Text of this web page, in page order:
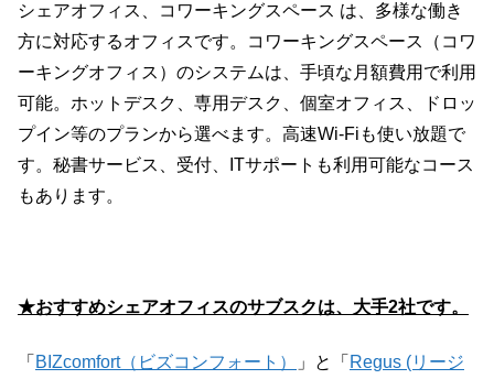
シェアオフィス、コワーキングスペース は、多様な働き
方に対応するオフィスです。コワーキングスペース（コワ
ーキングオフィス）のシステムは、手頃な月額費用で利用
可能。ホットデスク、専用デスク、個室オフィス、ドロッ
プイン等のプランから選べます。高速Wi-Fiも使い放題で
す。秘書サービス、受付、ITサポートも利用可能なコース
もあります。
★おすすめシェアオフィスのサブスクは、大手2社です。
「 BIZcomfort（ビズコンフォート） 」と「 Regus (リージ